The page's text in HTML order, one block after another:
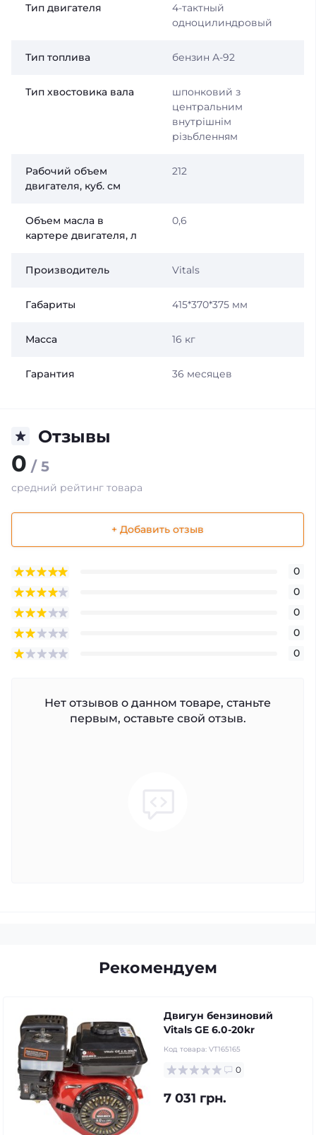
Тип двигателя
4-тактный
одноцилиндровый
Тип топлива бензин А-92
Тип хвостовика вала
шпонковий з
центральним
внутрішнім
різьбленням
Рабочий объем
двигателя, куб. см
212
Объем масла в
картере двигателя, л
0,6
Производитель Vitals
Габариты 415*370*375 мм
Масса 16 кг
Гарантия 36 месяцев
Отзывы
0 / 5
средний рейтинг товара
+ Добавить отзыв
0
0
0
0
0
Нет отзывов о данном товаре, станьте
первым, оставьте свой отзыв.
Рекомендуем
Двигун бензиновий
Vitals GE 6.0-20kr
Код товара: VT165165
0
7 031 грн.